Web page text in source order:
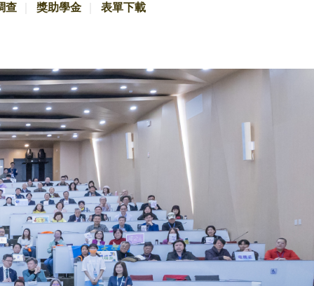
查 獎助學金 表單下載